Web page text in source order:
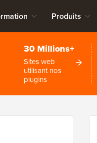
Produits
30 Millions+
Sites web
utilisant nos
plugins